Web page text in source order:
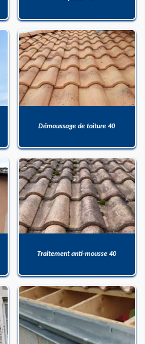
Démoussage de toiture 40
Traitement anti-mousse 40